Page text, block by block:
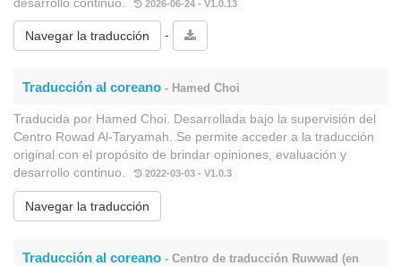
desarrollo continuo.
2026-06-24 - V1.0.13
Navegar la traducción -
Traducción al coreano - Hamed Choi
Traducida por Hamed Choi. Desarrollada bajo la supervisión del
Centro Rowad Al-Taryamah. Se permite acceder a la traducción
original con el propósito de brindar opiniones, evaluación y
desarrollo continuo.
2022-03-03 - V1.0.3
Navegar la traducción
Traducción al coreano - Centro de traducción Ruwwad (en